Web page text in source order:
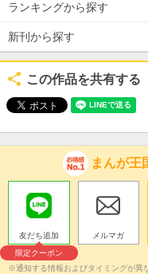
ランキングから探す
新刊から探す
この作品を共有する
まんが王
友だち追加
限定クーポン
メルマガ
※通知する情報およびタイミングが異